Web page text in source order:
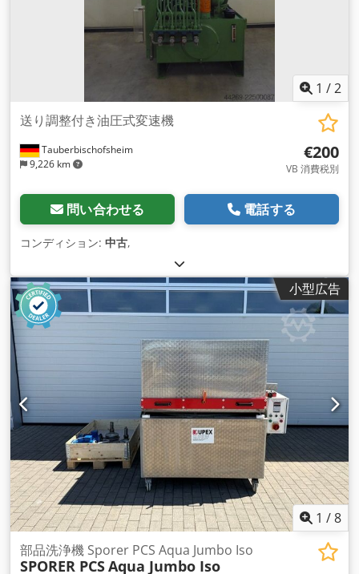
1 /2
Tauberbischofsheim
9,226 km
送り調整付き油圧式変速機
€200
VB 消費税別
問い合わせる 電話する
コンディション: 中古,
小型広告
1 /8
部品洗浄機 Sporer PCS Aqua Jumbo Iso
SPORER PCSAqua Jumbo Iso